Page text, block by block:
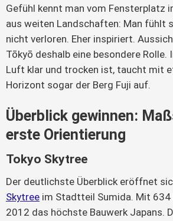
Gefühl kennt man vom Fensterplatz
aus weiten Landschaften: Man fühlt
nicht verloren. Eher inspiriert.
Tōkyō deshalb eine besondere Rolle.
Luft klar und trocken ist, taucht mit
Horizont sogar der Berg Fuji auf.
Überblick gewinnen:
erste Orientierung
Tokyo Skytree
Der deutlichste Überblick eröffnet
Skytree im Stadtteil Sumida. Mit
2012 das höchste Bauwerk Japans.